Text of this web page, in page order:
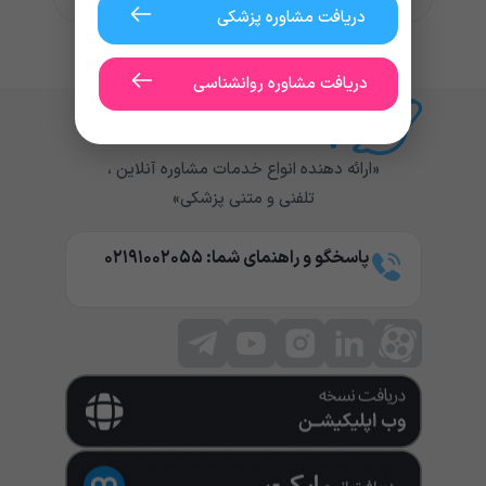
«ارائه دهنده انواع خدمات مشاوره آنلاین ،
تلفنی و متنی پزشکی»
پاسخگو و راهنمای شما: ۰۲۱۹۱۰۰۲۰۵۵
دریافت مشاوره پزشکی
دریافت مشاوره روانشناسی